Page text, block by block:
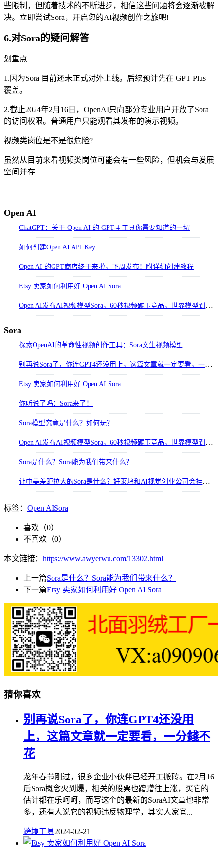
些限制，但随着技术的不断进步，相信这些问题将会逐渐被解
决。立即尝试Sora，开启您的AI视频创作之旅吧!
6.对Sora的疑问解答
划重点
1.因为Sora 目前还未正式对外上线。后续预计先在 GPT Plus
覆盖。
2.截止2024年2月16日，OpenAI只向部分专业用户开放了Sora
的访问权限。普通用户只能观看其发布的演示视频。
视频类岗位是不是很危险?
虽然从目前来看视频类岗位可能会有一些风险，但机会与发展
空间并存
Open AI
ChatGPT：关于 Open AI 的 GPT-4 工具你需要知道的一切
如何创建Open AI API Key
Open AI 的GPT商店终于来啦，下周发布！附详细创建教程
Etsy 卖家如何利用好 Open AI Sora
Open AI发布AI视频模型Sora，60秒视频碾压竞品，世界模型到来？
Sora
探索OpenAI的革命性视频创作工具：Sora文生视频模型
别再说Sora了，你连GPT4还没用上，这篇文章就一定要看，一分錢不花
Etsy 卖家如何利用好 Open AI Sora
你听说了吗：Sora来了！
Sora模型究竟是什么？如何玩？
Open AI发布AI视频模型Sora，60秒视频碾压竞品，世界模型到来？
Sora是什么？Sora能为我们带来什么？
让中美差距拉大的Sora是什么？好莱坞和AI视觉创业公司会挂掉吗？
标签： Open AISora
喜欢（0）
不喜欢（0）
本文链接： https://www.awyerwu.com/13302.html
上一篇Sora是什么？Sora能为我们带来什么？
下一篇Etsy 卖家如何利用好 Open AI Sora
猜你喜欢
别再说Sora了，你连GPT4还没用
上，这篇文章就一定要看，一分錢不
花
龙年春节刚过，很多企业小伙伴已经开工搬砖。在2月16
后Sora概念火到爆，相关的股票也蹭蹭往上涨，买它的
估计都在乐呵呵，而写这个的最新的SoraAI文章也非常
多，还有人说它的视频违反物理学，其实人家官...
跨境工具2024-02-21